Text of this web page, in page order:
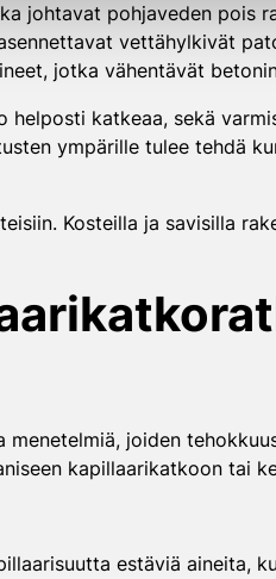
johtavat pohjaveden pois
vettähylkivät
jotka vähentävät
katkeaa, sekä
ympärille tulee tehdä
Kosteilla ja savisilla
joiden
kapillaarikatkoon tai
estäviä aineita,